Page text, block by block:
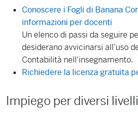
Conoscere i Fogli di Banana
informazioni per docenti
Un elenco di passi da seguire
desiderano avvicinarsi all’uso
Contabilità nell'insegnamento.
Richiedere la licenza gratuita
Impiego per diversi